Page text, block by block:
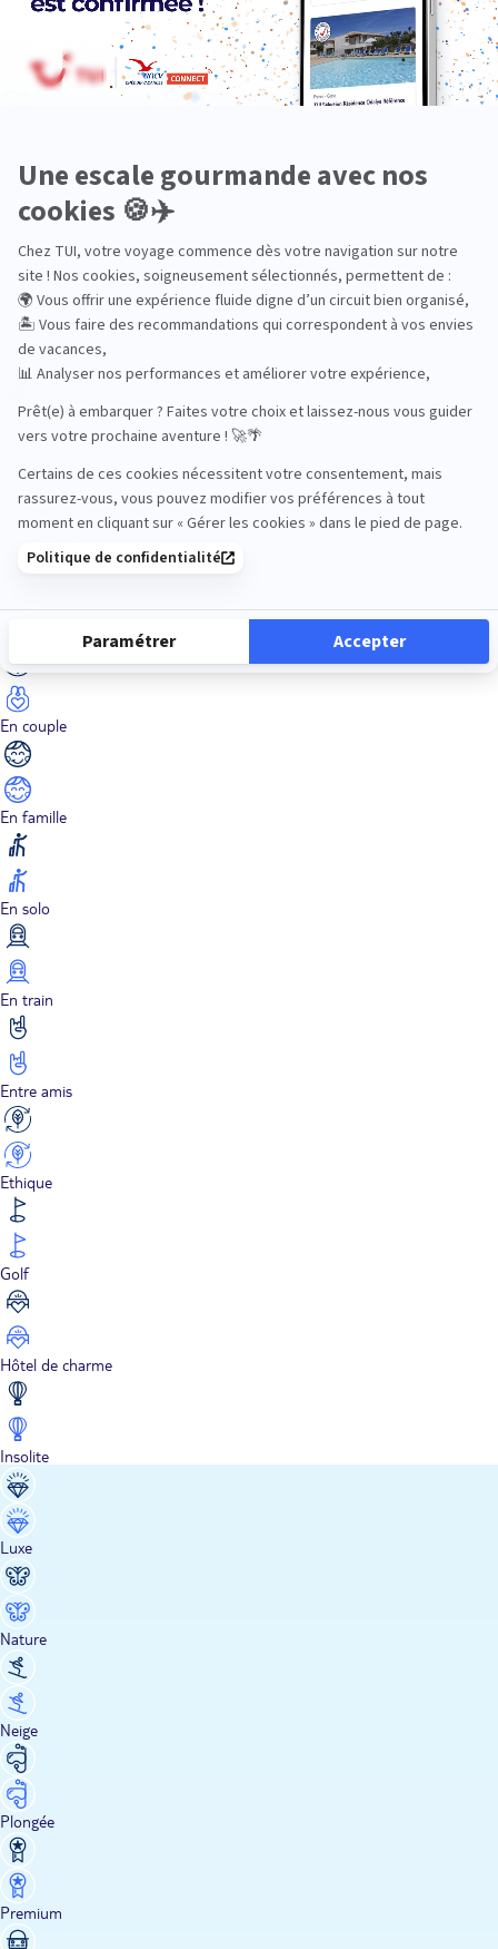
Bien-être
Circuits privés
City Trips
Croisières
En couple
En famille
En solo
En train
Entre amis
Ethique
Golf
Hôtel de charme
Insolite
Luxe
Nature
Neige
Plongée
Premium